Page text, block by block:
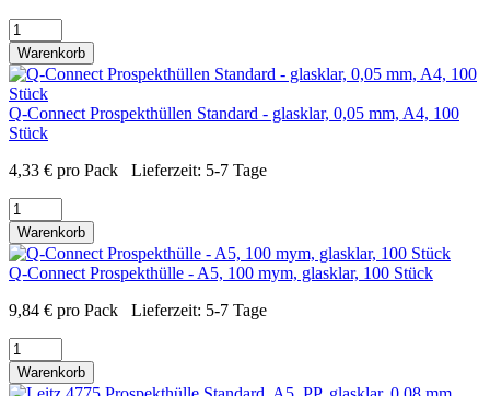
Warenkorb
Q-Connect Prospekthüllen Standard - glasklar, 0,05 mm, A4, 100
Stück
4,33 € pro Pack Lieferzeit: 5-7 Tage
Warenkorb
Q-Connect Prospekthülle - A5, 100 mym, glasklar, 100 Stück
9,84 € pro Pack Lieferzeit: 5-7 Tage
Warenkorb